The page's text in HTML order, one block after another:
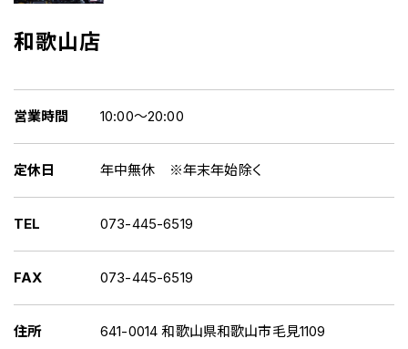
和歌山店
営業時間 10:00～20:00
定休日 年中無休 ※年末年始除く
TEL 073-445-6519
FAX 073-445-6519
住所 641-0014 和歌山県和歌山市毛見1109